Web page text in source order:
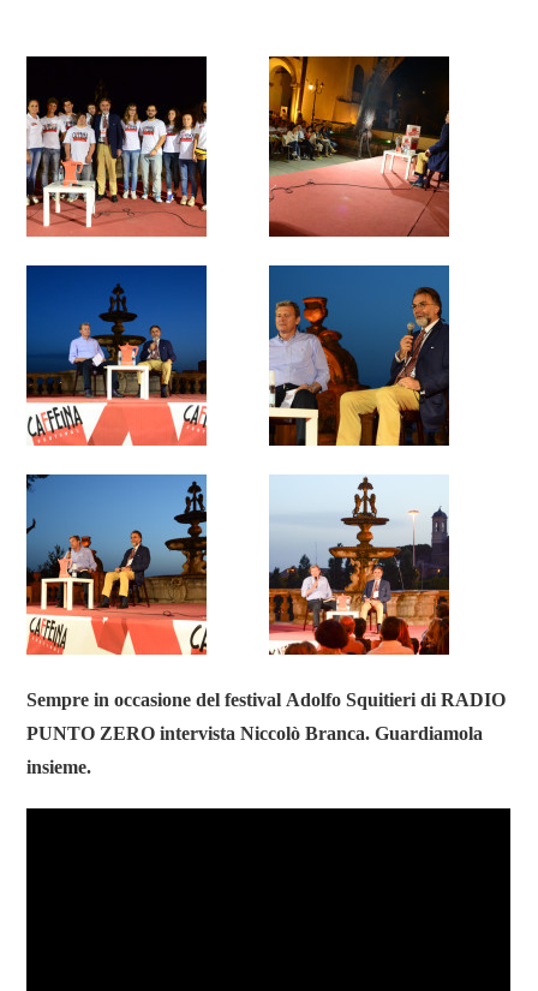
Sempre in occasione del festival Adolfo Squitieri di RADIO
PUNTO ZERO intervista Niccolò Branca. Guardiamola
insieme.